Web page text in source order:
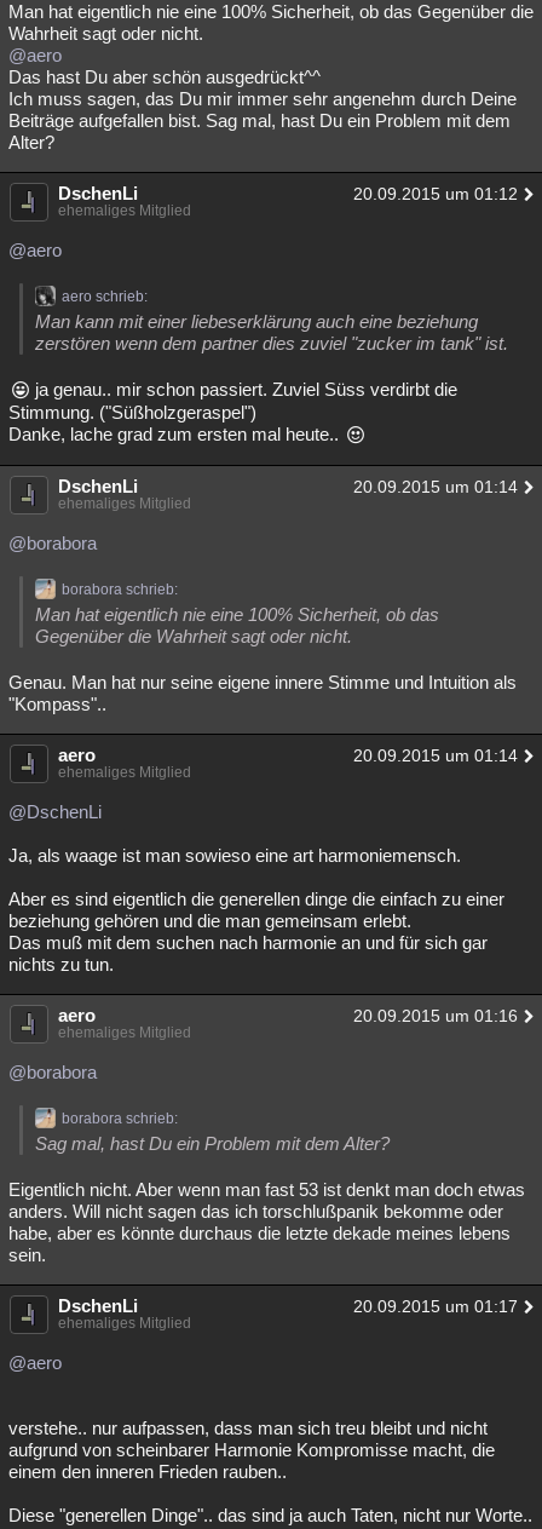
Man hat eigentlich nie eine 100% Sicherheit, ob das Gegenüber die
Wahrheit sagt oder nicht.
@aero
Das hast Du aber schön ausgedrückt^^
Ich muss sagen, das Du mir immer sehr angenehm durch Deine
Beiträge aufgefallen bist. Sag mal, hast Du ein Problem mit dem
Alter?
DschenLi 20.09.2015 um 01:12
ehemaliges Mitglied
@aero
aero schrieb:
Man kann mit einer liebeserklärung auch eine beziehung
zerstören wenn dem partner dies zuviel "zucker im tank" ist.
ja genau.. mir schon passiert. Zuviel Süss verdirbt die
Stimmung. ("Süßholzgeraspel")
Danke, lache grad zum ersten mal heute..
DschenLi 20.09.2015 um 01:14
ehemaliges Mitglied
@borabora
borabora schrieb:
Man hat eigentlich nie eine 100% Sicherheit, ob das
Gegenüber die Wahrheit sagt oder nicht.
Genau. Man hat nur seine eigene innere Stimme und Intuition als
"Kompass"..
aero 20.09.2015 um 01:14
ehemaliges Mitglied
@DschenLi
Ja, als waage ist man sowieso eine art harmoniemensch.
Aber es sind eigentlich die generellen dinge die einfach zu einer
beziehung gehören und die man gemeinsam erlebt.
Das muß mit dem suchen nach harmonie an und für sich gar
nichts zu tun.
aero 20.09.2015 um 01:16
ehemaliges Mitglied
@borabora
borabora schrieb:
Sag mal, hast Du ein Problem mit dem Alter?
Eigentlich nicht. Aber wenn man fast 53 ist denkt man doch etwas
anders. Will nicht sagen das ich torschlußpanik bekomme oder
habe, aber es könnte durchaus die letzte dekade meines lebens
sein.
DschenLi 20.09.2015 um 01:17
ehemaliges Mitglied
@aero
verstehe.. nur aufpassen, dass man sich treu bleibt und nicht
aufgrund von scheinbarer Harmonie Kompromisse macht, die
einem den inneren Frieden rauben..
Diese "generellen Dinge".. das sind ja auch Taten, nicht nur Worte..